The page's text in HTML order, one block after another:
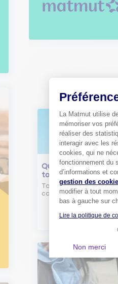
Qu'est-ce que le
tourelle ?
Tout savoir sur le
comment éviter les
La Matmut utilise
mémoriser vos
réaliser des
interagir avec les
cookies, qui ne
fonctionnement du
d’informations et
gestion des
modifier à tout
bas à gauche sur
Lire la politique de
Non merci